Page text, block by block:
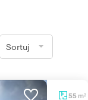
Sortuj
55 m2